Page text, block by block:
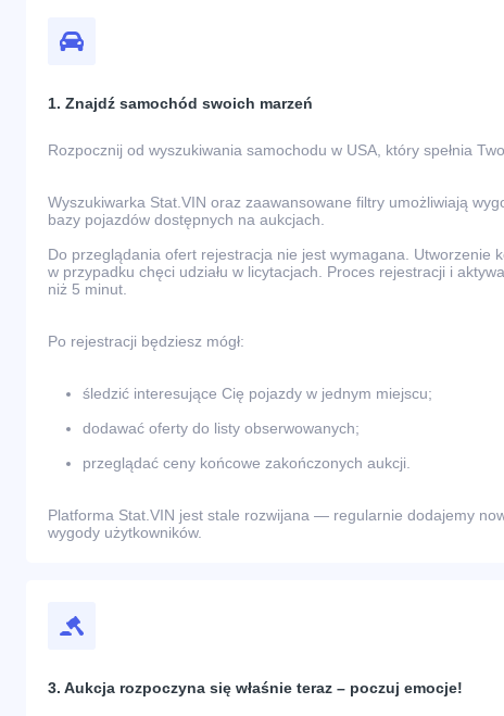
1. Znajdź samochód swoich marzeń
Rozpocznij od wyszukiwania samochodu w USA, który spełnia
Wyszukiwarka Stat.VIN oraz zaawansowane filtry umożliwiają
bazy pojazdów dostępnych na aukcjach.
Do przeglądania ofert rejestracja nie jest wymagana. Utworzenie
w przypadku chęci udziału w licytacjach. Proces rejestracji i
niż 5 minut.
Po rejestracji będziesz mógł:
śledzić interesujące Cię pojazdy w jednym miejscu;
dodawać oferty do listy obserwowanych;
przeglądać ceny końcowe zakończonych aukcji.
Platforma Stat.VIN jest stale rozwijana — regularnie dodajemy
wygody użytkowników.
3. Aukcja rozpoczyna się właśnie teraz – poczuj emocje!